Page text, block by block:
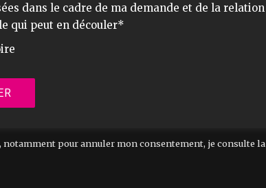
dans le cadre de ma demande et de la relation
qui peut en découler*
notamment pour annuler mon consentement, je consulte la